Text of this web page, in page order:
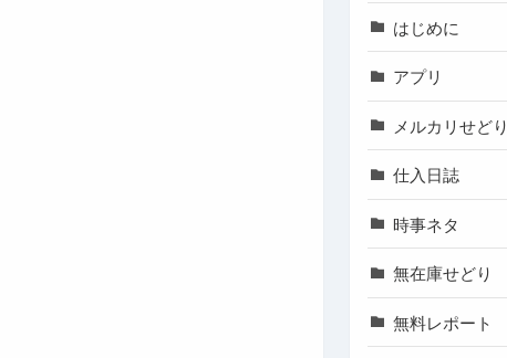
はじめに
アプリ
メルカリせどり
仕入日誌
時事ネタ
無在庫せどり
無料レポート